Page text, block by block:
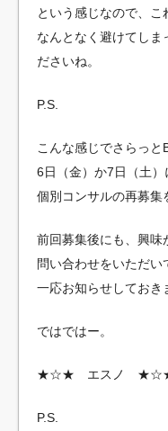
という感じなので、
なんとなく避けてしま
ださいね。
P.S.
こんな感じでさらっと
6日（金）か7日（土）
個別コンサルの再募集
前回募集後にも、興味
問い合わせをいただい
一応お知らせしておき
ではではー。
★☆★ エスノ
P.S.